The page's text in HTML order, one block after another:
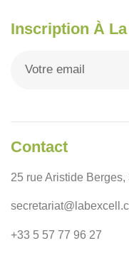
Inscription À
Contact
25 rue Aristide
+33 5 57 77 96 27